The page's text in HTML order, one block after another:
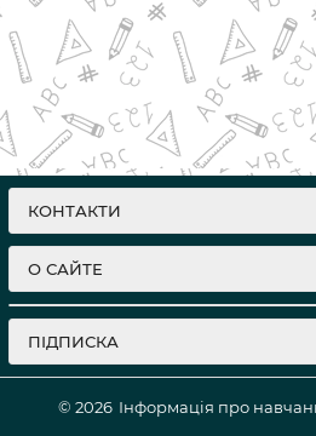
КОНТАКТИ
О САЙТЕ
ПІДПИСКА
© 2026 Інформація про